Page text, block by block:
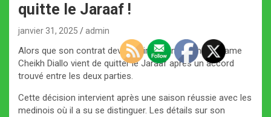
quitte le Jaraaf !
janvier 31, 2025 admin
Alors que son contrat devait finir en juin prochain, Mame
Cheikh Diallo vient de quitter le Jaraaf après un accord
trouvé entre les deux parties.
Cette décision intervient après une saison réussie avec les
medinois où il a su se distinguer. Les détails sur son